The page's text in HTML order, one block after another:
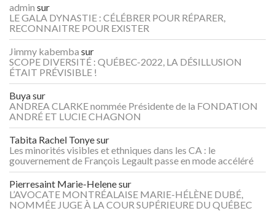
admin sur
LE GALA DYNASTIE : CÉLÉBRER POUR RÉPARER,
RECONNAITRE POUR EXISTER
Jimmy kabemba sur
SCOPE DIVERSITÉ : QUÉBEC-2022, LA DÉSILLUSION
ÉTAIT PRÉVISIBLE !
Buyasur
ANDREA CLARKE nommée Présidente de la FONDATION
ANDRÉ ET LUCIE CHAGNON
Tabita Rachel Tonyesur
Les minorités visibles et ethniques dans les CA : le
gouvernement de François Legault passe en mode accéléré
Pierresaint Marie-Helenesur
L’AVOCATE MONTRÉALAISE MARIE-HÉLÈNE DUBÉ,
NOMMÉE JUGE À LA COUR SUPÉRIEURE DU QUÉBEC